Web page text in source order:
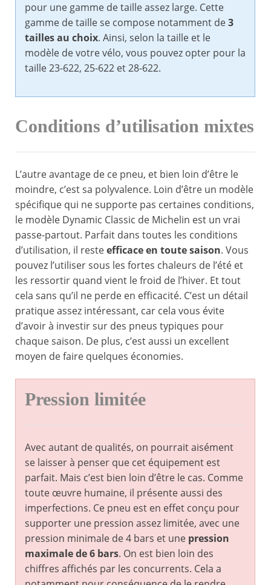
pour une gamme de taille assez large. Cette
gamme de taille se compose notamment de3
tailles au choix. Ainsi, selon la taille et le
modèle de votre vélo, vous pouvez opter pour la
taille 23-622, 25-622 et 28-622.
Conditions d’utilisation mixtes
L’autre avantage de ce pneu, et bien loin d’être le
moindre, c’est sa polyvalence. Loin d’être un modèle
spécifique qui ne supporte pas certaines conditions,
le modèle Dynamic Classic de Michelin est un vrai
passe-partout. Parfait dans toutes les conditions
d’utilisation, il resteefficace en toute saison. Vous
pouvez l’utiliser sous les fortes chaleurs de l’été et
les ressortir quand vient le froid de l’hiver. Et tout
cela sans qu’il ne perde en efficacité. C’est un détail
pratique assez intéressant, car cela vous évite
d’avoir à investir sur des pneus typiques pour
chaque saison. De plus, c’est aussi un excellent
moyen de faire quelques économies.
Pression limitée
Avec autant de qualités, on pourrait aisément
se laisser à penser que cet équipement est
parfait. Mais c’est bien loin d’être le cas. Comme
toute œuvre humaine, il présente aussi des
imperfections. Ce pneu est en effet conçu pour
supporter une pression assez limitée, avec une
pression minimale de 4 bars et une pression
maximale de 6 bars. On est bien loin des
chiffres affichés par les concurrents. Cela a